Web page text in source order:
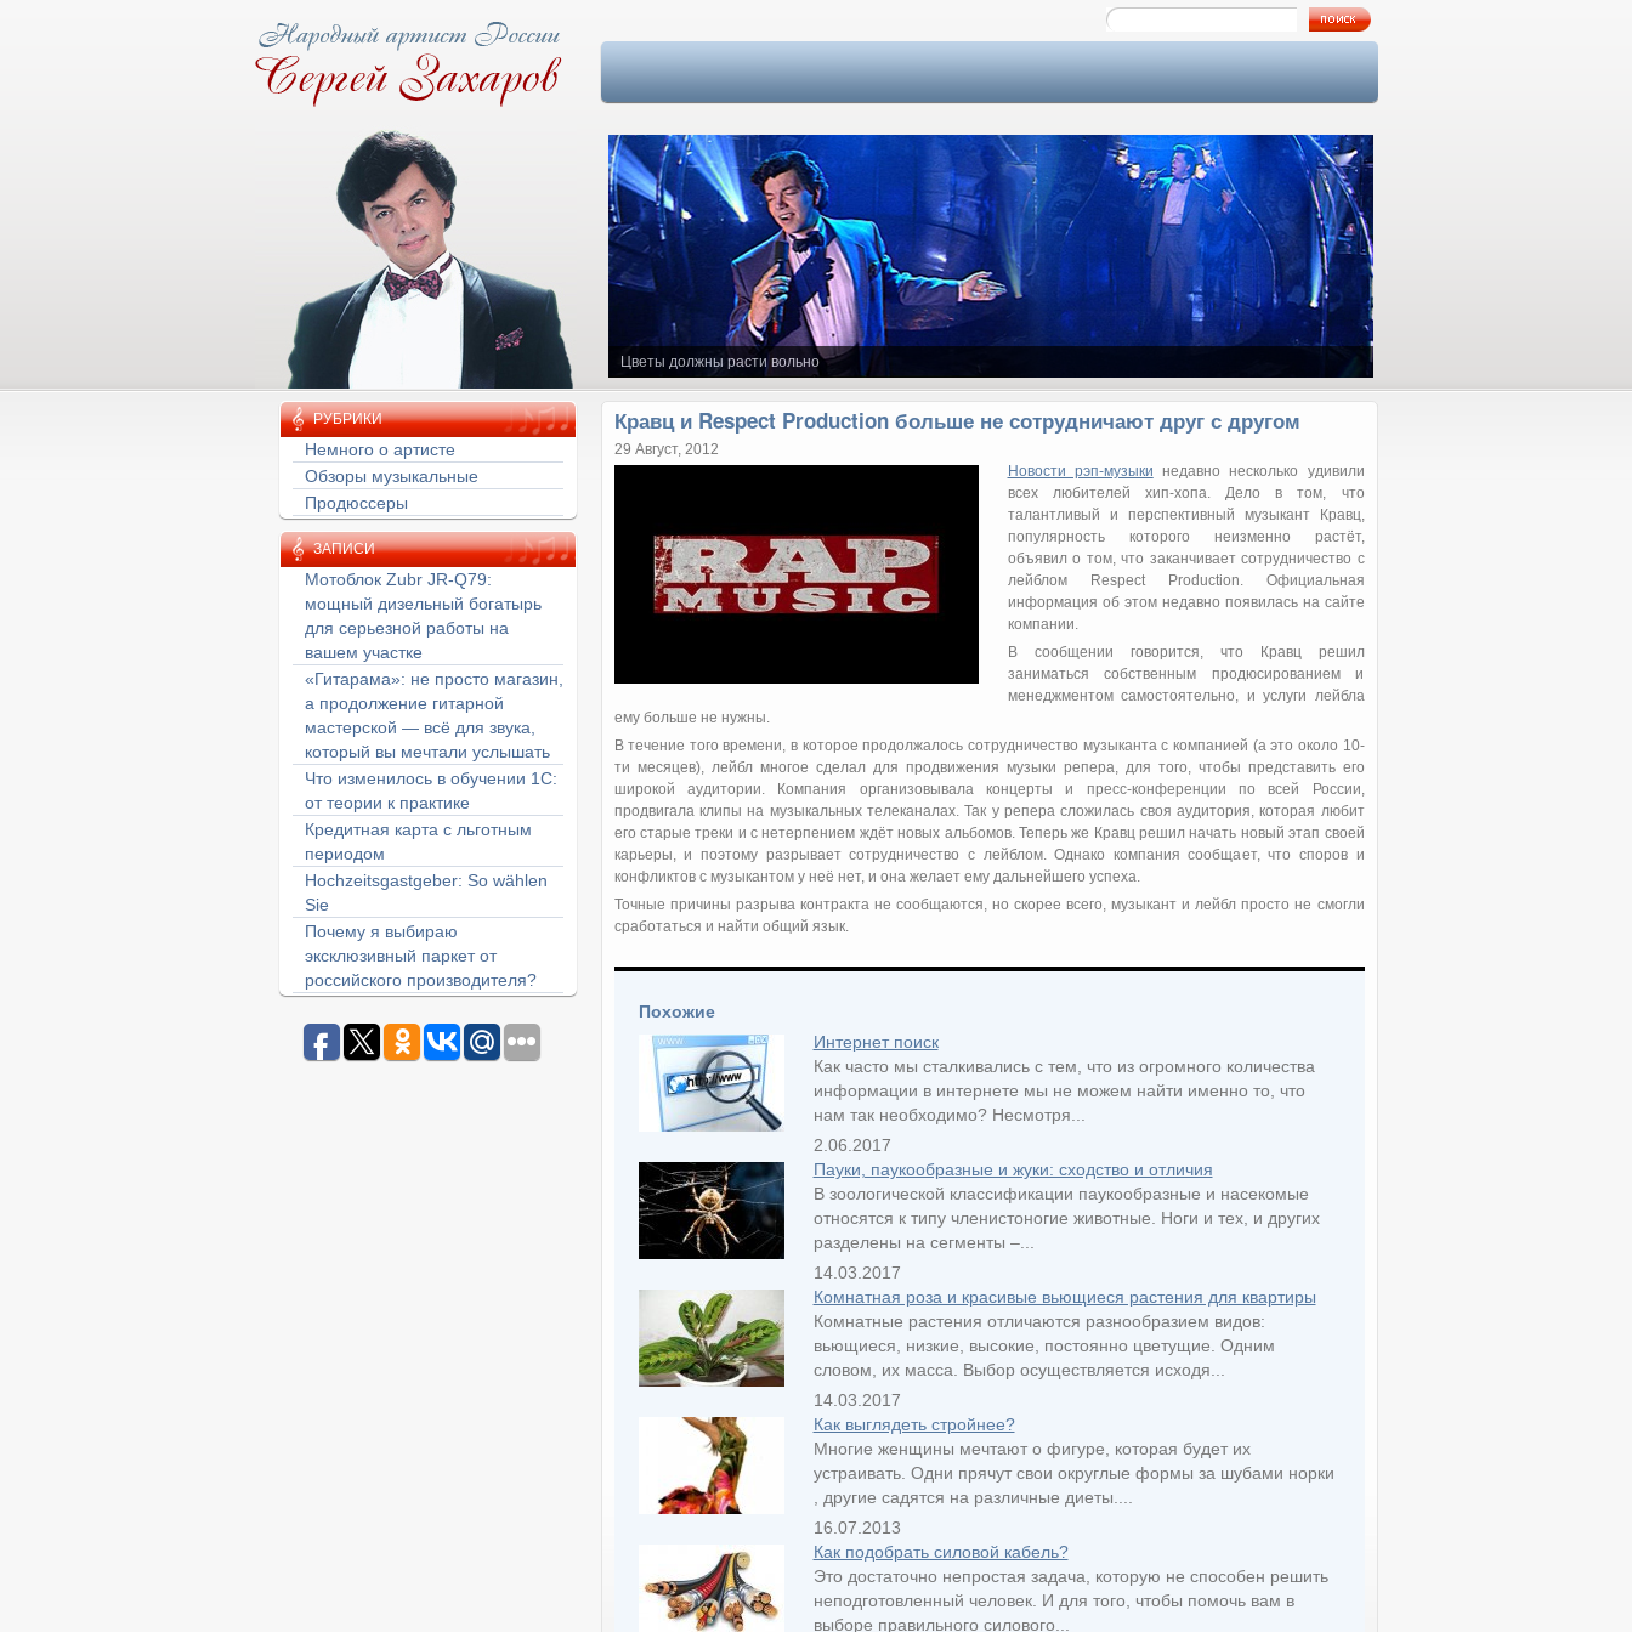
Цветы должны расти вольно
РУБРИКИ
Немного о артисте
Обзоры музыкальные
Продюссеры
ЗАПИСИ
Мотоблок Zubr JR-Q79:
мощный дизельный богатырь
для серьезной работы на
вашем участке
«Гитарама»: не просто магазин,
а продолжение гитарной
мастерской — всё для звука,
который вы мечтали услышать
Что изменилось в обучении 1С:
от теории к практике
Кредитная карта с льготным
периодом
Hochzeitsgastgeber: So wählen
Sie
Почему я выбираю
эксклюзивный паркет от
российского производителя?
Кравц и Respect Production больше не сотрудничают друг с другом
29 Август, 2012
Новости рэп-музыки недавно несколько удивили
всех любителей хип-хопа. Дело в том, что
талантливый и перспективный музыкант Кравц,
популярность которого неизменно растёт,
объявил о том, что заканчивает сотрудничество с
лейблом Respect Production. Официальная
информация об этом недавно появилась на сайте
компании.
В сообщении говорится, что Кравц решил
заниматься собственным продюсированием и
менеджментом самостоятельно, и услуги лейбла
ему больше не нужны.
В течение того времени, в которое продолжалось сотрудничество музыканта с компанией (а это около 10-
ти месяцев), лейбл многое сделал для продвижения музыки репера, для того, чтобы представить его
широкой аудитории. Компания организовывала концерты и пресс-конференции по всей России,
продвигала клипы на музыкальных телеканалах. Так у репера сложилась своя аудитория, которая любит
его старые треки и с нетерпением ждёт новых альбомов. Теперь же Кравц решил начать новый этап своей
карьеры, и поэтому разрывает сотрудничество с лейблом. Однако компания сообщает, что споров и
конфликтов с музыкантом у неё нет, и она желает ему дальнейшего успеха.
Точные причины разрыва контракта не сообщаются, но скорее всего, музыкант и лейбл просто не смогли
сработаться и найти общий язык.
Похожие
Интернет поиск
Как часто мы сталкивались с тем, что из огромного количества
информации в интернете мы не можем найти именно то, что
нам так необходимо? Несмотря...
2.06.2017
Пауки, паукообразные и жуки: сходство и отличия
В зоологической классификации паукообразные и насекомые
относятся к типу членистоногие животные. Ноги и тех, и других
разделены на сегменты –...
14.03.2017
Комнатная роза и красивые вьющиеся растения для квартиры
Комнатные растения отличаются разнообразием видов:
вьющиеся, низкие, высокие, постоянно цветущие. Одним
словом, их масса. Выбор осуществляется исходя...
14.03.2017
Как выглядеть стройнее?
Многие женщины мечтают о фигуре, которая будет их
устраивать. Одни прячут свои округлые формы за шубами норки
, другие садятся на различные диеты....
16.07.2013
Как подобрать силовой кабель?
Это достаточно непростая задача, которую не способен решить
неподготовленный человек. И для того, чтобы помочь вам в
выборе правильного силового...